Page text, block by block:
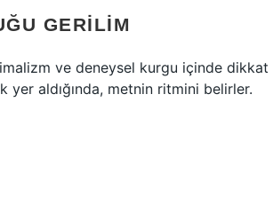
GERILIM
ve deneysel kurgu içinde dikkat
aldığında, metnin ritmini belirler.